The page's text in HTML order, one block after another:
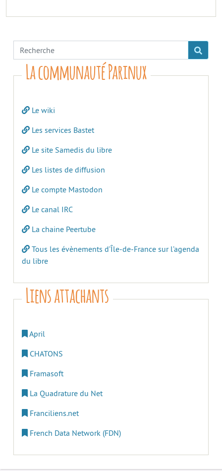
La communauté Parinux
Le wiki
Les services Bastet
Le site Samedis du libre
Les listes de diffusion
Le compte Mastodon
Le canal IRC
La chaine Peertube
Tous les évènements d’Île-de-France sur l’agenda
du libre
Liens attachants
April
CHATONS
Framasoft
La Quadrature du Net
Franciliens.net
French Data Network (FDN)